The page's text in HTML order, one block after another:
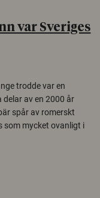
var Sveriges
trodde var en
delar av en 2000 år
spår av romerskt
som mycket ovanligt i